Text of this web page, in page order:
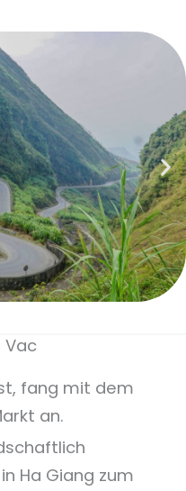
Vac
fang mit dem
an.
Ha Giang zum